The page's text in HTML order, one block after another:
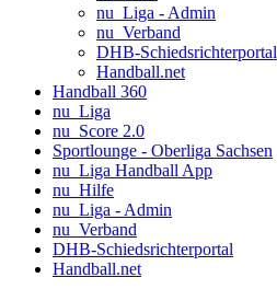
nu_Liga - Admin
nu_Verband
DHB-Schiedsrichterportal
Handball.net
Handball 360
nu_Liga
nu_Score 2.0
Sportlounge - Oberliga Sachsen
nu_Liga Handball App
nu_Hilfe
nu_Liga - Admin
nu_Verband
DHB-Schiedsrichterportal
Handball.net